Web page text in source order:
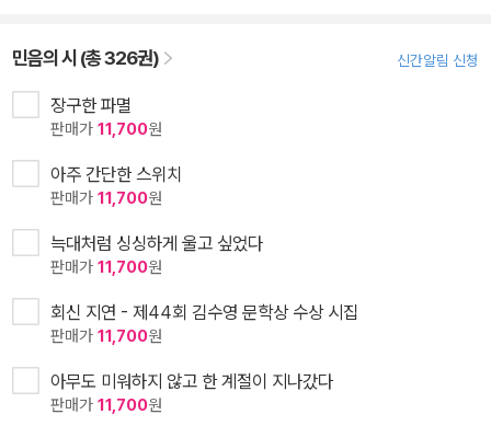
민음의 시 (총 326권) 신간알림 신청
장구한 파멸
판매가 11,700원
아주 간단한 스위치
판매가 11,700원
늑대처럼 싱싱하게 울고 싶었다
판매가 11,700원
회신 지연 - 제44회 김수영 문학상 수상 시집
판매가 11,700원
아무도 미워하지 않고 한 계절이 지나갔다
판매가 11,700원